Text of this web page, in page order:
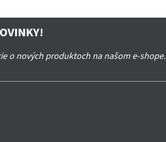
o nových produktoch na našom e-shope.